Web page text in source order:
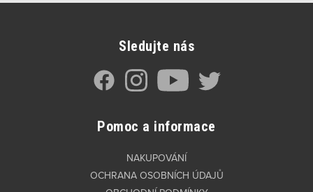
Sledujte nás
Pomoc a informace
NAKUPOVÁNÍ
OCHRANA OSOBNÍCH ÚDAJŮ